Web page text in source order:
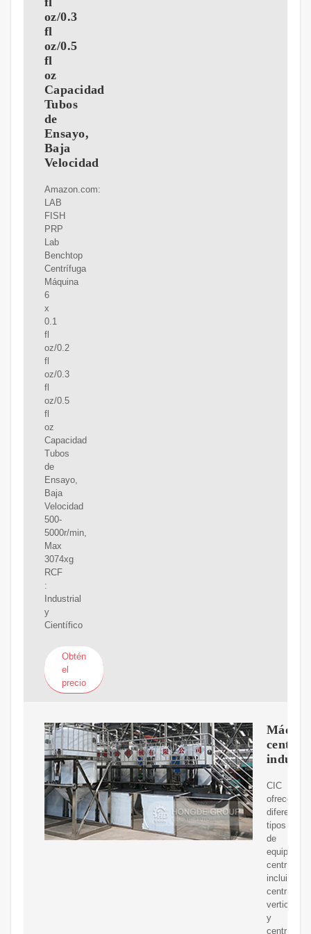
oz/0.3
fl
oz/0.5
fl
oz
Capacidad
Tubos
de
Ensayo,
Baja
Velocidad
Amazon.com:
LAB
FISH
PRP
Lab
Benchtop
Centrífuga
Máquina
6
x
0.1
fl
oz/0.2
fl
oz/0.3
fl
oz/0.5
fl
oz
Capacidad
Tubos
de
Ensayo,
Baja
Velocidad
500-
5000r/min,
Max
3074xg
RCF
:
Industrial
y
Científico
Obtén
el
precio
CIC
ofrece
diferentes
tipos
de
equipos
incluidas
centrífugas
verticales
y
centrífugas